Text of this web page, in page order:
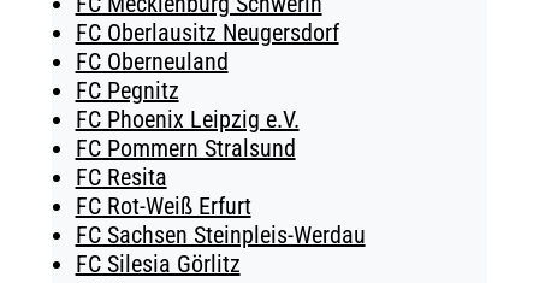
FC Oberlausitz Neugersdorf
FC Oberneuland
FC Pegnitz
FC Phoenix Leipzig e.V.
FC Pommern Stralsund
FC Resita
FC Rot-Weiß Erfurt
FC Sachsen Steinpleis-Werdau
FC Silesia Görlitz